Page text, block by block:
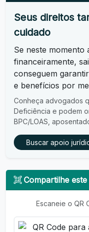
Seus direitos
cuidado
Se neste momento
financeiramente,
conseguem
e benefícios por
Conheça advogados
Deficiência e podem
BPC/LOAS,
Buscar apoio
Compartilhe
Escaneie o QR